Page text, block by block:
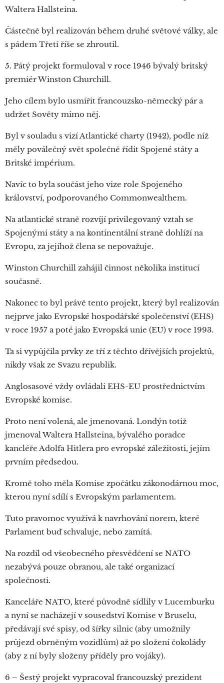
Waltera Hallsteina.
Částečně byl realizován během druhé světové války, ale
s pádem Třetí říše se zhroutil.
5. Pátý projekt formuloval v roce 1946 bývalý britský
premiér Winston Churchill.
Jeho cílem bylo usmířit francouzsko-německý pár a
udržet Sověty mimo něj.
Byl v souladu s vizí Atlantické charty (1942), podle níž
měly poválečný svět společně řídit Spojené státy a
Britské impérium.
Navíc to byla součást jeho vize role Spojeného
království, podporovaného Commonwealthem.
Na atlantické straně rozvíjí privilegovaný vztah se
Spojenými státy a na kontinentální straně dohlíží na
Evropu, za jejíhož člena se nepovažuje.
Winston Churchill zahájil činnost několika institucí
současně.
Nakonec to byl právě tento projekt, který byl realizován
nejprve jako Evropské hospodářské společenství (EHS)
v roce 1957 a poté jako Evropská unie (EU) v roce 1993.
Ta si vypůjčila prvky ze tří z těchto dřívějších projektů,
nikdy však ze Svazu republik.
Anglosasové vždy ovládali EHS-EU prostřednictvím
Evropské komise.
Proto není volená, ale jmenovaná. Londýn totiž
jmenoval Waltera Hallsteina, bývalého poradce
kancléře Adolfa Hitlera pro evropské záležitosti, jejím
prvním předsedou.
Kromě toho měla Komise zpočátku zákonodárnou moc,
kterou nyní sdílí s Evropským parlamentem.
Tuto pravomoc využívá k navrhování norem, které
Parlament buď schvaluje, nebo zamítá.
Na rozdíl od všeobecného přesvědčení se NATO
nezabývá pouze obranou, ale také organizací
společnosti.
Kanceláře NATO, které původně sídlily v Lucemburku
a nyní se nacházejí v sousedství Komise v Bruselu,
předávají své spisy, od šířky silnic (aby umožnily
průjezd obrněným vozidlům) až po složení čokolády
(aby z ní byly složeny příděly pro vojáky).
6 – Šestý projekt vypracoval francouzský prezident